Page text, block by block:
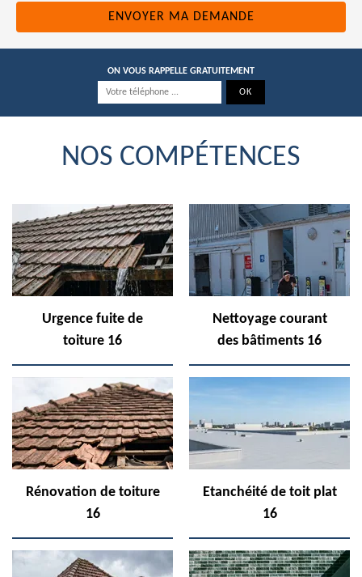
ON VOUS RAPPELLE GRATUITEMENT
NOS COMPÉTENCES
Urgence fuite de
toiture 16
Nettoyage courant
des bâtiments 16
Rénovation de toiture
16
Etanchéité de toit plat
16